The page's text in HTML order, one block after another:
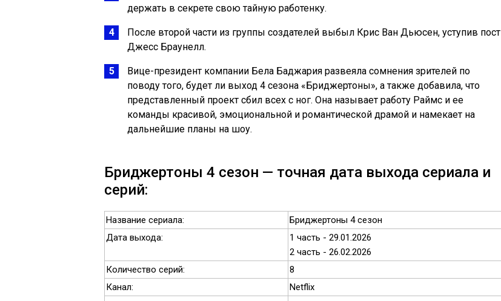
держать в секрете свою тайную работенку.
После второй части из группы создателей выбыл Крис Ван Дьюсен, уступив пост
Джесс Браунелл.
Вице-президент компании Бела Баджария развеяла сомнения зрителей по
поводу того, будет ли выход 4 сезона «Бриджертоны», а также добавила, что
представленный проект сбил всех с ног. Она называет работу Раймс и ее
команды красивой, эмоциональной и романтической драмой и намекает на
дальнейшие планы на шоу.
Бриджертоны 4 сезон — точная дата выхода сериала и
серий:
Название сериала:
Бриджертоны 4 сезон
Дата выхода:
1 часть - 29.01.2026
2 часть - 26.02.2026
Количество серий:
8
Канал:
Netflix